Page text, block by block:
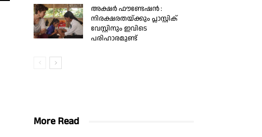
അക്ഷർ ഫൗണ്ടേഷൻ :
നിരക്ഷരതയ്ക്കും പ്ലാസ്റ്റിക്
വേസ്റ്റിനും ഇവിടെ
പരിഹാരമുണ്ട്
More Read